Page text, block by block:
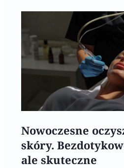
Nowoczesne
skóry.
ale skuteczne